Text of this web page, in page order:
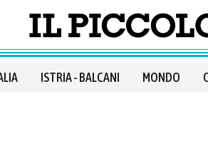
ISTRIA - BALCANI MONDO